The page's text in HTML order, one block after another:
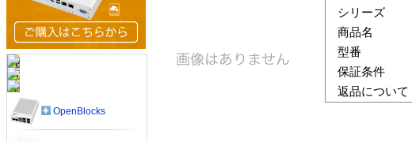
シリーズ
商品名
型番
保証条件
返品について
OpenBlocks